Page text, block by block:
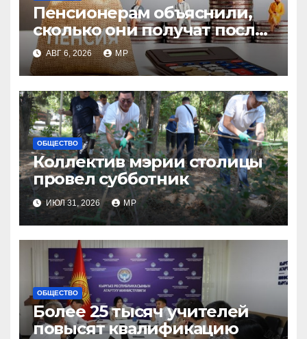
Пенсионерам объяснили,
сколько они получат после
индексации
АВГ 6, 2026 MP
ОБЩЕСТВО
Коллектив мэрии столицы
провел субботник
ИЮЛ 31, 2026 MP
ОБЩЕСТВО
Более 25 тысяч учителей
повысят квалификацию